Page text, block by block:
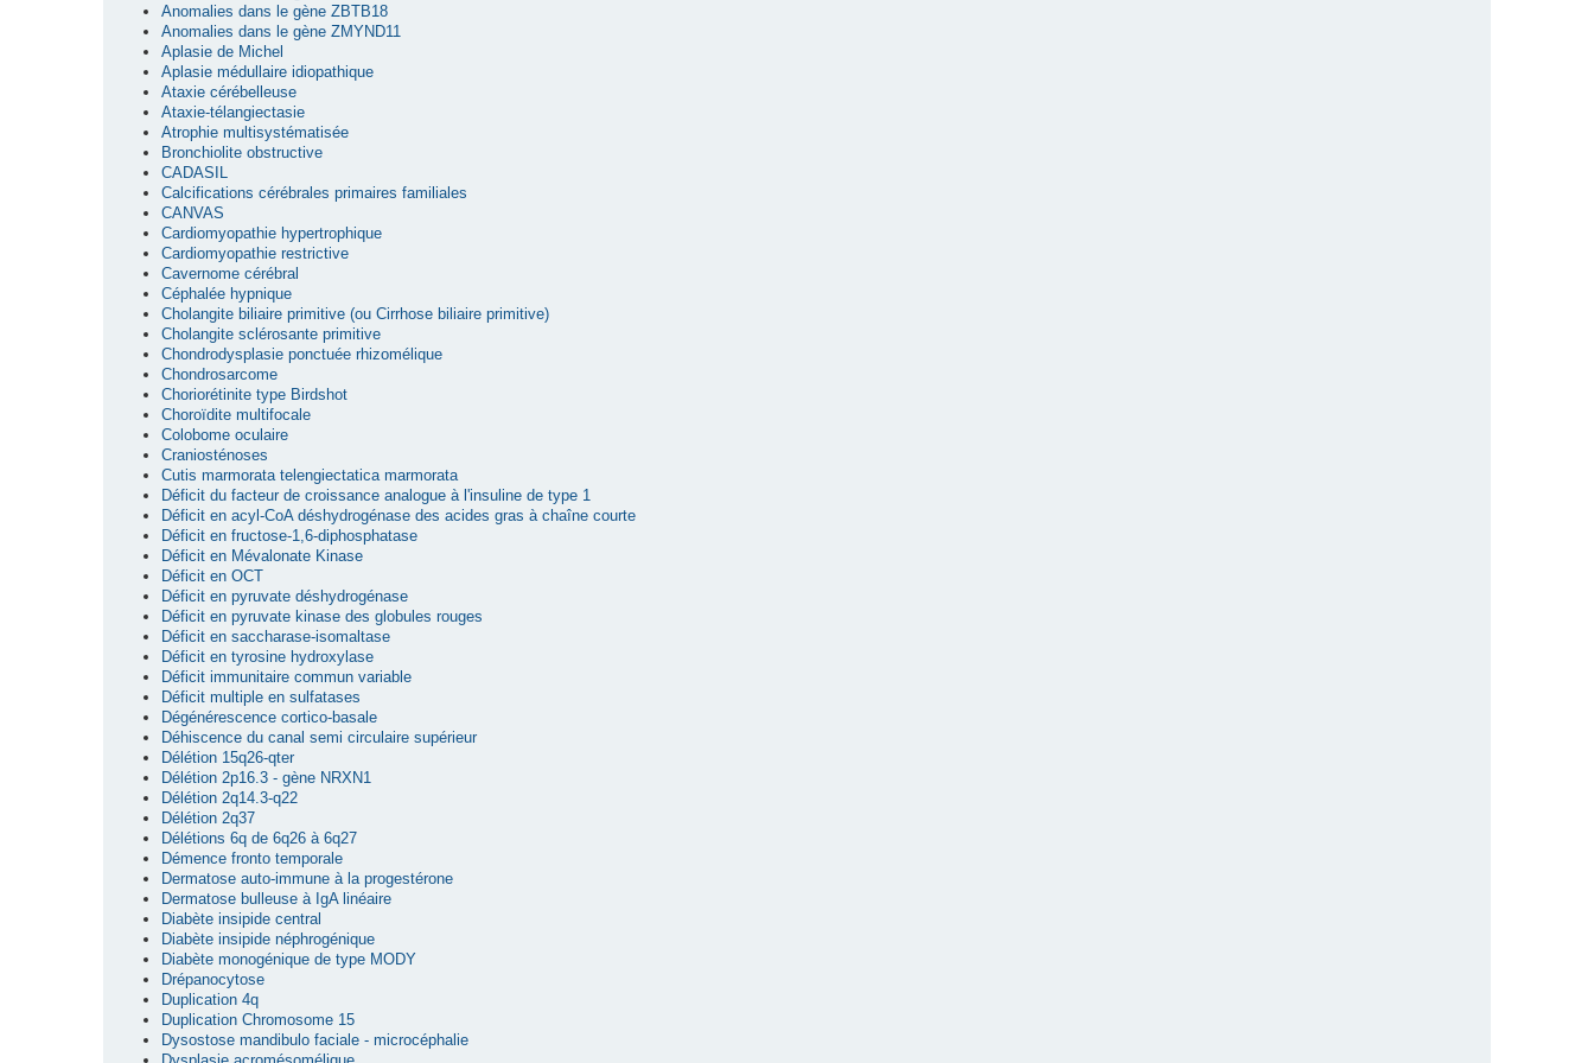
Anomalies dans le gène ZBTB18
Anomalies dans le gène ZMYND11
Aplasie de Michel
Aplasie médullaire idiopathique
Ataxie cérébelleuse
Ataxie-télangiectasie
Atrophie multisystématisée
Bronchiolite obstructive
CADASIL
Calcifications cérébrales primaires familiales
CANVAS
Cardiomyopathie hypertrophique
Cardiomyopathie restrictive
Cavernome cérébral
Céphalée hypnique
Cholangite biliaire primitive (ou Cirrhose biliaire primitive)
Cholangite sclérosante primitive
Chondrodysplasie ponctuée rhizomélique
Chondrosarcome
Choriorétinite type Birdshot
Choroïdite multifocale
Colobome oculaire
Craniosténoses
Cutis marmorata telengiectatica marmorata
Déficit du facteur de croissance analogue à l'insuline de type 1
Déficit en acyl-CoA déshydrogénase des acides gras à chaîne courte
Déficit en fructose-1,6-diphosphatase
Déficit en Mévalonate Kinase
Déficit en OCT
Déficit en pyruvate déshydrogénase
Déficit en pyruvate kinase des globules rouges
Déficit en saccharase-isomaltase
Déficit en tyrosine hydroxylase
Déficit immunitaire commun variable
Déficit multiple en sulfatases
Dégénérescence cortico-basale
Déhiscence du canal semi circulaire supérieur
Délétion 15q26-qter
Délétion 2p16.3 - gène NRXN1
Délétion 2q14.3-q22
Délétion 2q37
Délétions 6q de 6q26 à 6q27
Démence fronto temporale
Dermatose auto-immune à la progestérone
Dermatose bulleuse à IgA linéaire
Diabète insipide central
Diabète insipide néphrogénique
Diabète monogénique de type MODY
Drépanocytose
Duplication 4q
Duplication Chromosome 15
Dysostose mandibulo faciale - microcéphalie